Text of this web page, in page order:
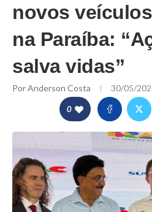
novos
na Paraíba:
salva vidas”
PorAnderson Costa 30/05/
0